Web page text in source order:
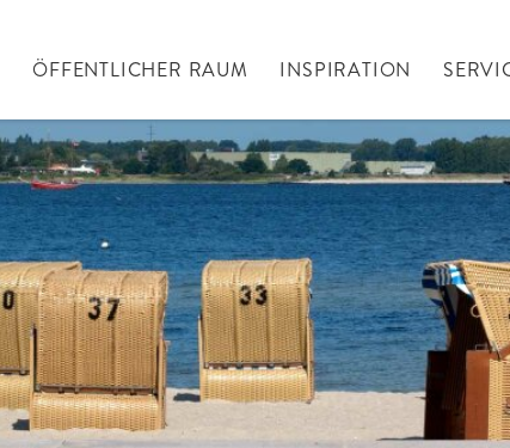
ÖFFENTLICHER RAUM INSPIRATION